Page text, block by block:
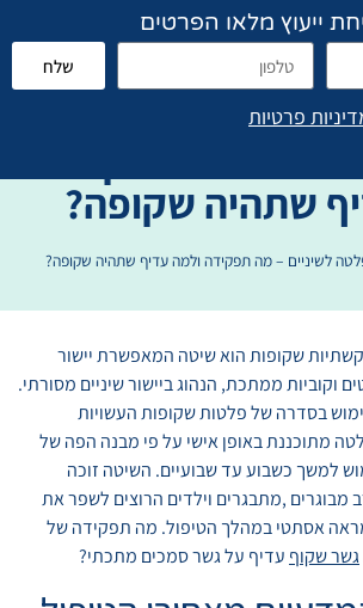
ייעוץ מלאו הפרטים
פרטיות
שלח
שתהיה שקופה?
לשיניים – מה תפקידה ולמה עדיף שתהיה שקופה?
שקופות הוא שיטה המאפשרת יישור
וקוביות ממתכת, הנהוג ביישור שיניים מסורתי.
בסדרה של פלטות שקופות העשויות
מתוכננת באופן אישי על פי מבנה הפה של
למשך כשבוע עד שבועיים. השיטה זוכה
מבוגרים ,מתבגרים וילדים הרוצים לשפר את
אסתטי במהלך הטיפול. מה תפקידה של
גשר שקוף עדיף על גשר סמכים מתכתי?